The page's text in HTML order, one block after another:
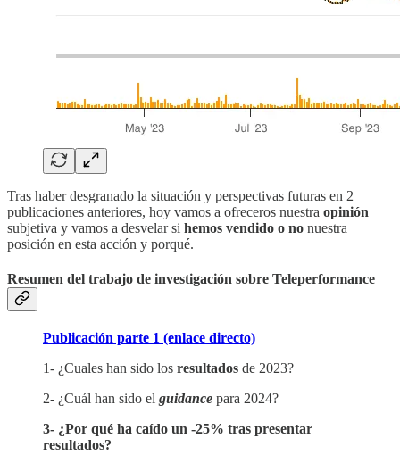
Tras haber desgranado la situación y perspectivas futuras en 2
publicaciones anteriores, hoy vamos a ofreceros nuestra opinión
subjetiva y vamos a desvelar si hemos vendido o no nuestra
posición en esta acción y porqué.
Resumen del trabajo de investigación sobre Teleperformance
Publicación parte 1 (enlace directo)
1- ¿Cuales han sido los resultados de 2023?
2- ¿Cuál han sido el guidance para 2024?
3- ¿Por qué ha caído un -25% tras presentar
resultados?